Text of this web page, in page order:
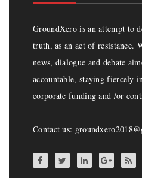
GroundXero is an attempt to
truth, as an act of resistance.
news, dialogue and debate
accountable, staying fiercely
corporate funding and /or
Contact us: